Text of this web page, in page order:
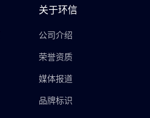
关于环信
公司介绍
荣誉资质
媒体报道
品牌标识